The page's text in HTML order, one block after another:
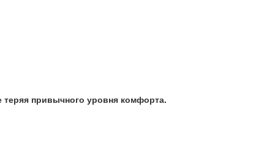
привычного уровня комфорта.